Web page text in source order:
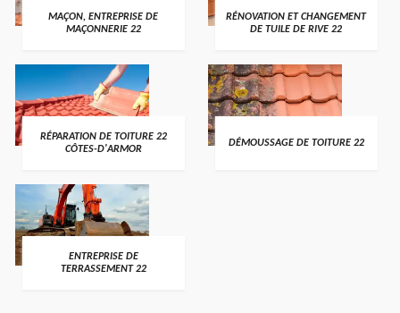
MAÇON, ENTREPRISE DE
MAÇONNERIE 22
RÉNOVATION ET CHANGEMENT
DE TUILE DE RIVE 22
RÉPARATION DE TOITURE 22
CÔTES-D'ARMOR
DÉMOUSSAGE DE TOITURE 22
ENTREPRISE DE
TERRASSEMENT 22